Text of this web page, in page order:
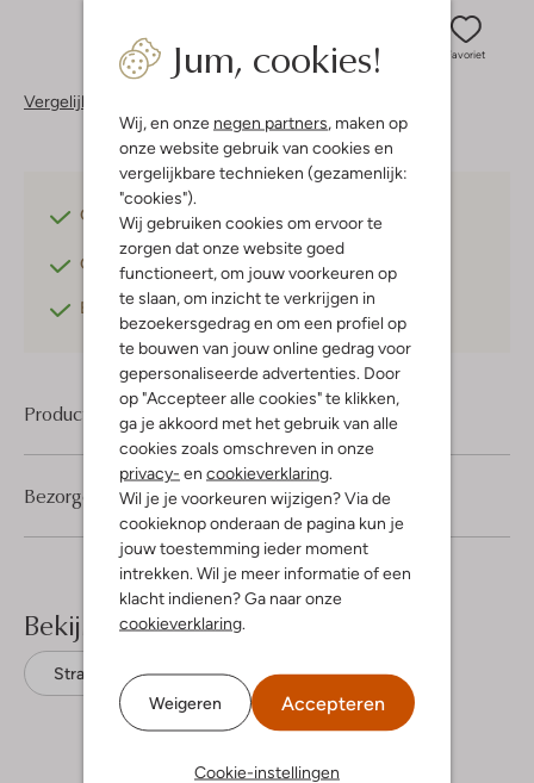
Jum, cookies!
Wij, en onze negen partners, maken op
onze website gebruik van cookies en
vergelijkbare technieken (gezamenlijk:
"cookies").
Wij gebruiken cookies om ervoor te
zorgen dat onze website goed
functioneert, om jouw voorkeuren op
te slaan, om inzicht te verkrijgen in
bezoekersgedrag en om een profiel op
te bouwen van jouw online gedrag voor
gepersonaliseerde advertenties. Door
op "Accepteer alle cookies" te klikken,
ga je akkoord met het gebruik van alle
cookies zoals omschreven in onze
privacy- en cookieverklaring.
Wil je je voorkeuren wijzigen? Via de
cookieknop onderaan de pagina kun je
jouw toestemming ieder moment
intrekken. Wil je meer informatie of een
klacht indienen? Ga naar onze
cookieverklaring.
Weigeren Accepteren
Cookie-instellingen
Favoriet
Vergelijkbare items
Gratis verzending vanaf €75,-
Gratis retourneren binnen 30 dagen*
Betaal achterafmet Klarna
Product informatie
Bezorgen & retourneren
Bekijk meer
Straight leg jeans Retour